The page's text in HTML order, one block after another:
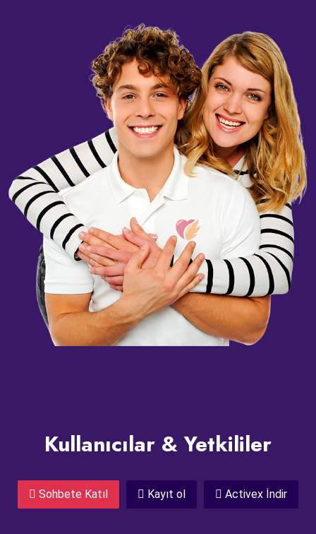
Kullanıcılar & Yetkililer
Sohbete Katıl Kayıt ol Activex İndir